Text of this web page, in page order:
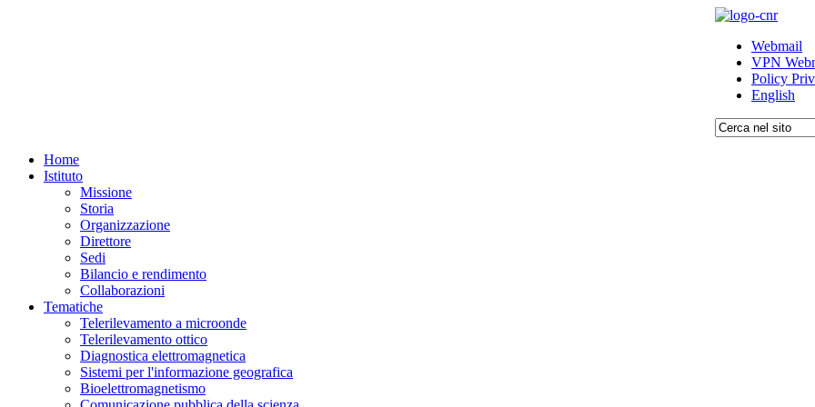
Webmail
VPN
Policy
English
Home
Istituto
Missione
Storia
Organizzazione
Direttore
Sedi
Bilancio e rendimento
Collaborazioni
Tematiche
Telerilevamento a microonde
Telerilevamento ottico
Diagnostica elettromagnetica
Sistemi per l'informazione geografica
Bioelettromagnetismo